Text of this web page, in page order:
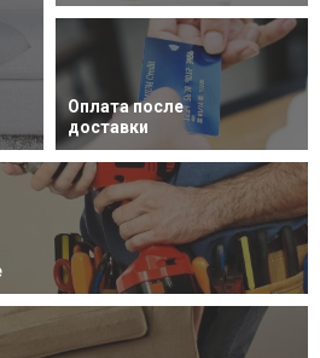
Оплата после
доставки